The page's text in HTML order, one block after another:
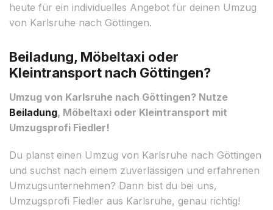
heute für ein individuelles Angebot für deinen Umzug
von Karlsruhe nach Göttingen.
Beiladung, Möbeltaxi oder
Kleintransport nach Göttingen?
Umzug von Karlsruhe nach Göttingen? Nutze
Beiladung, Möbeltaxi oder Kleintransport mit
Umzugsprofi Fiedler!
Du planst einen Umzug von Karlsruhe nach Göttingen
und suchst nach einem zuverlässigen und erfahrenen
Umzugsunternehmen? Dann bist du bei uns,
Umzugsprofi Fiedler aus Karlsruhe, genau richtig!